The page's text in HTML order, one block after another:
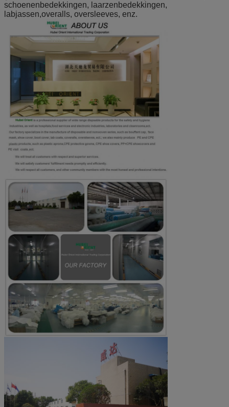
schoenenbedekkingen, laarzenbedekkingen,
labjassen,overalls, oversleeves, enz.